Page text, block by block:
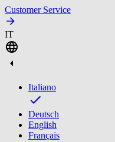
Customer Service
IT
Italiano
Deutsch
English
Français